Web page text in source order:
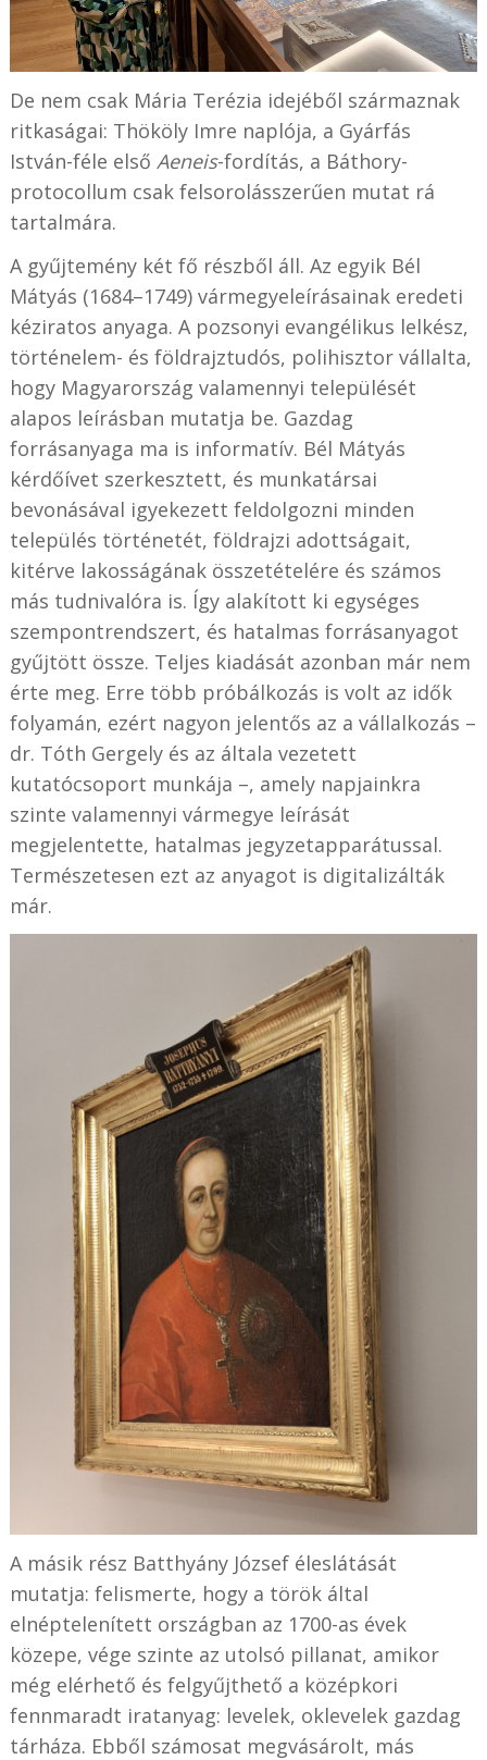
De nem csak Mária Terézia idejéből származnak
ritkaságai: Thököly Imre naplója, a Gyárfás
István-féle első Aeneis-fordítás, a Báthory-
protocollum csak felsorolásszerűen mutat rá
tartalmára.
A gyűjtemény két fő részből áll. Az egyik Bél
Mátyás (1684–1749) vármegyeleírásainak eredeti
kéziratos anyaga. A pozsonyi evangélikus lelkész,
történelem- és földrajztudós, polihisztor vállalta,
hogy Magyarország valamennyi települését
alapos leírásban mutatja be. Gazdag
forrásanyaga ma is informatív. Bél Mátyás
kérdőívet szerkesztett, és munkatársai
bevonásával igyekezett feldolgozni minden
település történetét, földrajzi adottságait,
kitérve lakosságának összetételére és számos
más tudnivalóra is. Így alakított ki egységes
szempontrendszert, és hatalmas forrásanyagot
gyűjtött össze. Teljes kiadását azonban már nem
érte meg. Erre több próbálkozás is volt az idők
folyamán, ezért nagyon jelentős az a vállalkozás –
dr. Tóth Gergely és az általa vezetett
kutatócsoport munkája –, amely napjainkra
szinte valamennyi vármegye leírását
megjelentette, hatalmas jegyzetapparátussal.
Természetesen ezt az anyagot is digitalizálták
már.
A másik rész Batthyány József éleslátását
mutatja: felismerte, hogy a török által
elnéptelenített országban az 1700-as évek
közepe, vége szinte az utolsó pillanat, amikor
még elérhető és felgyűjthető a középkori
fennmaradt iratanyag: levelek, oklevelek gazdag
tárháza. Ebből számosat megvásárolt, más